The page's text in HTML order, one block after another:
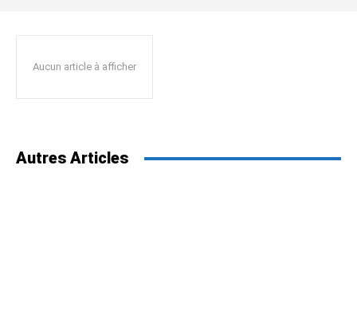
Aucun article à afficher
Autres Articles